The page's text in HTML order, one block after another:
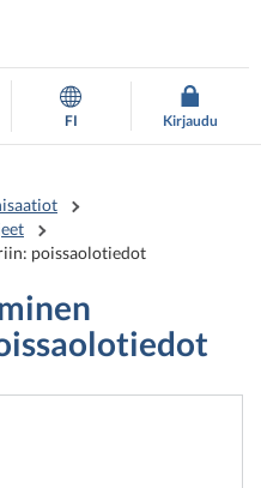
FI Kirjaudu
poissaolotiedot